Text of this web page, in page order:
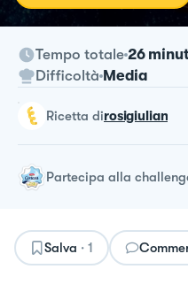
Tempo totale 26
Difficoltà Media
ricetta dirosigiulian
Partecipa alla
Salva · 1